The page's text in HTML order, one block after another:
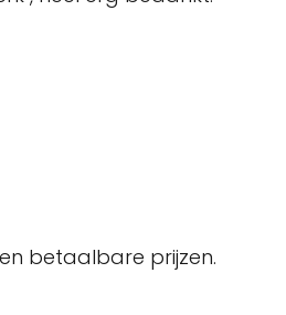
betaalbare prijzen.